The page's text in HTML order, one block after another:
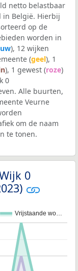
netto belastbaar
in België. Hierbij
op de
worden in
), 12 wijken
(geel), 1
), 1 gewest (roze)
0
Alle buurten,
Veurne
om de naam
te tonen.
0
Vrijstaande wo…